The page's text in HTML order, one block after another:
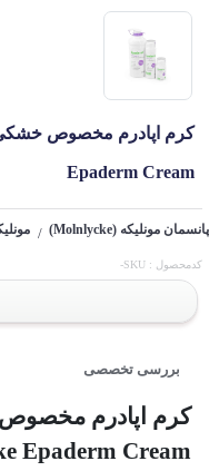
Epaderm Cream
پانسمان مونلیکه (Molnlycke) /
کدمحصول : SKU-
بررسی تخصصی
کرم اپادرم
Epaderm Cream